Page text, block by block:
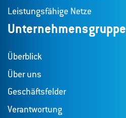
Leistungsfähige Netze
Unternehmensgruppe
Überblick
Über uns
Geschäftsfelder
Verantwortung